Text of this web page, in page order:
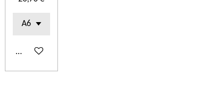
In den Warenkorb